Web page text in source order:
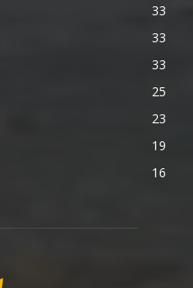
33
33
33
25
23
19
16